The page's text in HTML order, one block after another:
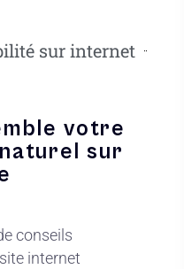
sur internet
votre
sur
conseils
internet